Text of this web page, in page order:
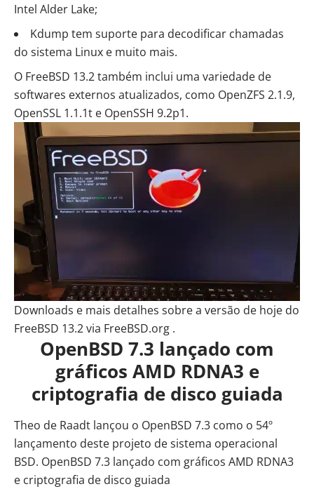
Intel Alder Lake;
Kdump tem suporte para decodificar chamadas
do sistema Linux e muito mais.
O FreeBSD 13.2 também inclui uma variedade de
softwares externos atualizados, como OpenZFS 2.1.9,
OpenSSL 1.1.1t e OpenSSH 9.2p1.
Downloads e mais detalhes sobre a versão de hoje do
FreeBSD 13.2 via FreeBSD.org .
OpenBSD 7.3 lançado com
gráficos AMD RDNA3 e
criptografia de disco guiada
Theo de Raadt lançou o OpenBSD 7.3 como o 54º
lançamento deste projeto de sistema operacional
BSD. OpenBSD 7.3 lançado com gráficos AMD RDNA3
e criptografia de disco guiada